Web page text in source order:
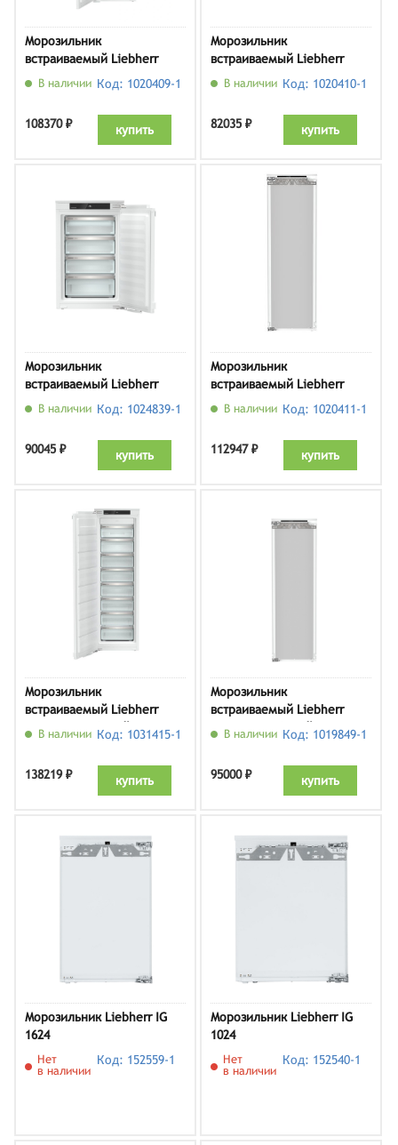
Морозильник
встраиваемый Liebherr
SIFNSe 5128
В наличии Код: 1020409-1
108370 ₽ купить
Морозильник
встраиваемый Liebherr
IFNd 3503
В наличии Код: 1020410-1
82035 ₽ купить
Морозильник
встраиваемый Liebherr
IFNd 3924
В наличии Код: 1024839-1
90045 ₽ купить
Морозильник
встраиваемый Liebherr
SIFNe 5108
В наличии Код: 1020411-1
112947 ₽ купить
Морозильник
встраиваемый Liebherr
SIFNe 5128, белый
В наличии Код: 1031415-1
138219 ₽ купить
Морозильник
встраиваемый Liebherr
SIFNf 5108, белый
В наличии Код: 1019849-1
95000 ₽ купить
Морозильник Liebherr IG
1624
Нет
в наличии
Код: 152559-1
Морозильник Liebherr IG
1024
Нет
в наличии
Код: 152540-1